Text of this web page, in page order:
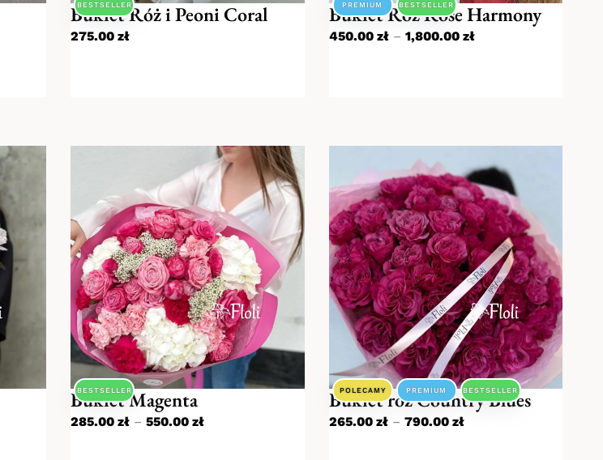
Bukiet Róż i Peoni Coral
275.00 zł
BESTSELLER Bukiet Róż Rose Harmony
450.00 zł– 1,800.00 zł
PREMIUM BESTSELLER
Bukiet Magenta
285.00 zł – 550.00 zł
BESTSELLER Bukiet róż Country Blues
265.00 zł– 790.00 zł
POLECAMY PREMIUM BESTSELLER